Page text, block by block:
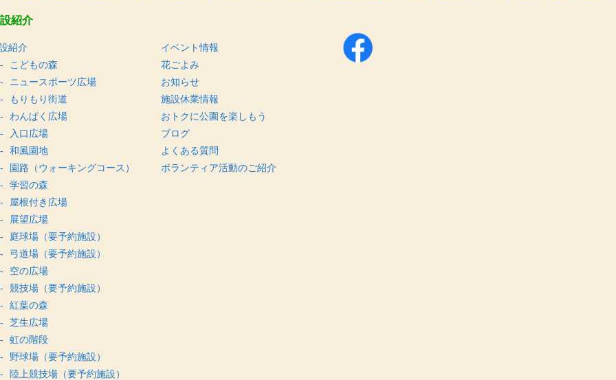
紹介
紹介
こどもの森
ニュースポーツ広場
もりもり街道
わんぱく広場
入口広場
和風園地
園路（ウォーキングコース）
学習の森
屋根付き広場
展望広場
庭球場（要予約施設）
弓道場（要予約施設）
空の広場
競技場（要予約施設）
紅葉の森
芝生広場
虹の階段
野球場（要予約施設）
陸上競技場（要予約施設）
イベント情報
花ごよみ
お知らせ
施設休業情報
おトクに公園を楽しもう
ブログ
よくある質問
ボランティア活動のご紹介